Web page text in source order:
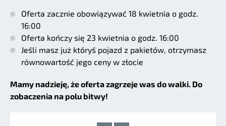
Oferta zacznie obowiązywać 18 kwietnia o godz.
16:00
Oferta kończy się 23 kwietnia o godz. 16:00
Jeśli masz już któryś pojazd z pakietów, otrzymasz
równowartość jego ceny w złocie
Mamy nadzieję, że oferta zagrzeje was do walki. Do
zobaczenia na polu bitwy!